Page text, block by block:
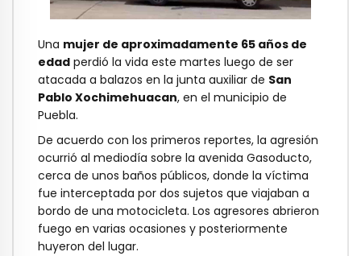
Una mujer de aproximadamente 65 años de
edad perdió la vida este martes luego de ser
atacada a balazos en la junta auxiliar de San
Pablo Xochimehuacan, en el municipio de
Puebla.
De acuerdo con los primeros reportes, la agresión
ocurrió al mediodía sobre la avenida Gasoducto,
cerca de unos baños públicos, donde la víctima
fue interceptada por dos sujetos que viajaban a
bordo de una motocicleta. Los agresores abrieron
fuego en varias ocasiones y posteriormente
huyeron del lugar.